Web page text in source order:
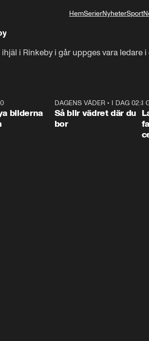
HemSerierNyheterSport
i Rinkeby i går uppges vara
bilderna
1:06
DAGENS VÄDER• I DAG 02:30
Så blir vädret där du
bor
I